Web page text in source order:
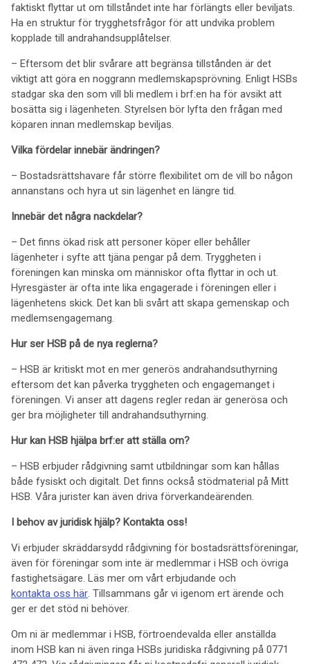
faktiskt flyttar ut om tillståndet inte har förlängts eller beviljats.
Ha en struktur för trygghetsfrågor för att undvika problem
kopplade till andrahandsupplåtelser.
– Eftersom det blir svårare att begränsa tillstånden är det
viktigt att göra en noggrann medlemskapsprövning. Enligt HSBs
stadgar ska den som vill bli medlem i brf:en ha för avsikt att
bosätta sig i lägenheten. Styrelsen bör lyfta den frågan med
köparen innan medlemskap beviljas.
Vilka fördelar innebär ändringen?
– Bostadsrättshavare får större flexibilitet om de vill bo någon
annanstans och hyra ut sin lägenhet en längre tid.
Innebär det några nackdelar?
– Det finns ökad risk att personer köper eller behåller
lägenheter i syfte att tjäna pengar på dem. Tryggheten i
föreningen kan minska om människor ofta flyttar in och ut.
Hyresgäster är ofta inte lika engagerade i föreningen eller i
lägenhetens skick. Det kan bli svårt att skapa gemenskap och
medlemsengagemang.
Hur ser HSB på de nya reglerna?
– HSB är kritiskt mot en mer generös andrahandsuthyrning
eftersom det kan påverka tryggheten och engagemanget i
föreningen. Vi anser att dagens regler redan är generösa och
ger bra möjligheter till andrahandsuthyrning.
Hur kan HSB hjälpa brf:er att ställa om?
– HSB erbjuder rådgivning samt utbildningar som kan hållas
både fysiskt och digitalt. Det finns också stödmaterial på Mitt
HSB. Våra jurister kan även driva förverkandeärenden.
I behov av juridisk hjälp? Kontakta oss!
Vi erbjuder skräddarsydd rådgivning för bostadsrättsföreningar,
även för föreningar som inte är medlemmar i HSB och övriga
fastighetsägare. Läs mer om vårt erbjudande och
kontakta oss här. Tillsammans går vi igenom ert ärende och
ger er det stöd ni behöver.
Om ni är medlemmar i HSB, förtroendevalda eller anställda
inom HSB kan ni även ringa HSBs juridiska rådgivning på 0771